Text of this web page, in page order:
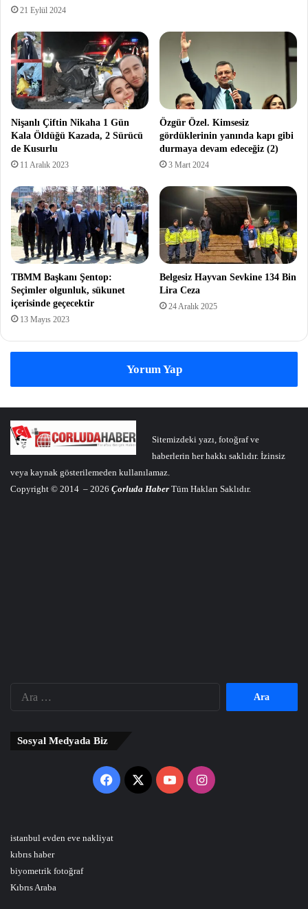
21 Eylül 2024
Nişanlı Çiftin Nikaha 1 Gün
Kala Öldüğü Kazada, 2 Sürücü
de Kusurlu
11 Aralık 2023
Özgür Özel. Kimsesiz
gördüklerinin yanında kapı gibi
durmaya devam edeceğiz (2)
3 Mart 2024
TBMM Başkanı Şentop:
Seçimler olgunluk, sükunet
içerisinde geçecektir
13 Mayıs 2023
Belgesiz Hayvan Sevkine 134 Bin
Lira Ceza
24 Aralık 2025
Yorum Yap
Sitemizdeki yazı, fotoğraf ve
haberlerin her hakkı saklıdır. İzinsiz
veya kaynak gösterilemeden kullanılamaz.
Copyright © 2014 – 2026 Çorluda Haber Tüm Hakları Saklıdır.
Sosyal Medyada Biz
Facebook
X YouTubeInstagram
istanbul evden eve nakliyat
kıbrıs haber
biyometrik fotoğraf
Kıbrıs Araba